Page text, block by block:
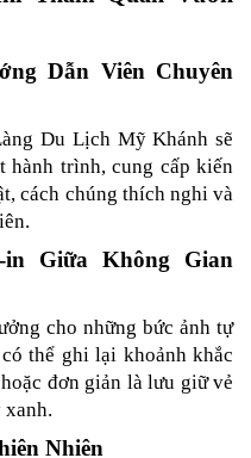
Dẫn Viên Chuyên
Du Lịch Mỹ Khánh sẽ
hành trình, cung cấp kiến
cách chúng thích nghi và
Giữa Không Gian
cho những bức ảnh tự
thể ghi lại khoảnh khắc
đơn giản là lưu giữ vẻ
xanh.
Nhiên